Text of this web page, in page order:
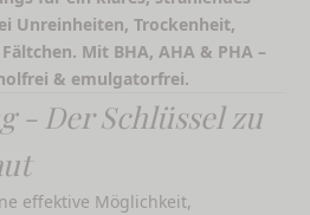
Unreinheiten, Trockenheit,
Mit BHA, AHA & PHA –
& emulgatorfrei.
- Der Schlüssel zu
effektive Möglichkeit,